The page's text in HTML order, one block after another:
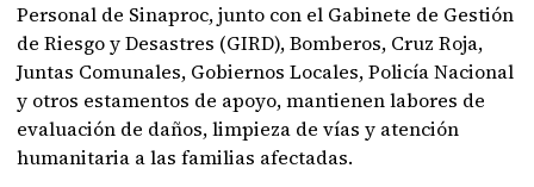
Personal de Sinaproc, junto con el Gabinete de Gestión
de Riesgo y Desastres (GIRD), Bomberos, Cruz Roja,
Juntas Comunales, Gobiernos Locales, Policía Nacional
y otros estamentos de apoyo, mantienen labores de
evaluación de daños, limpieza de vías y atención
humanitaria a las familias afectadas.